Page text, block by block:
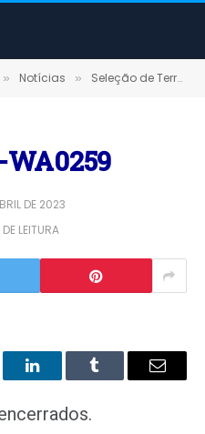
» Notícias » Seleção de Terra Santa é Tri-campeã da Copa Alvorada 2023
DE 2023
LEITURA
LinkedInTumblr
E-